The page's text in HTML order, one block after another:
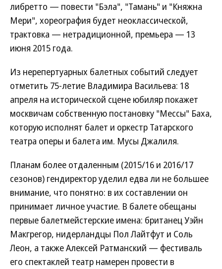
либретто — повести "Бэла", "Тамань" и "Княжна
Мери", хореография будет неоклассической,
трактовка — нетрадиционной, премьера — 13
июня 2015 года.
Из нерепертуарных балетных событий следует
отметить 75-летие Владимира Васильева: 18
апреля на исторической сцене юбиляр покажет
москвичам собственную постановку "Мессы" Баха,
которую исполнят балет и оркестр Татарского
театра оперы и балета им. Мусы Джалиля.
Планам более отдаленным (2015/16 и 2016/17
сезонов) гендиректор уделил едва ли не большее
внимание, что понятно: в их составлении он
принимает личное участие. В балете обещаны
первые балетмейстерские имена: британец Уэйн
Макгрегор, нидерландцы Пол Лайтфут и Соль
Леон, а также Алексей Ратманский — фестиваль
его спектаклей театр намерен провести в